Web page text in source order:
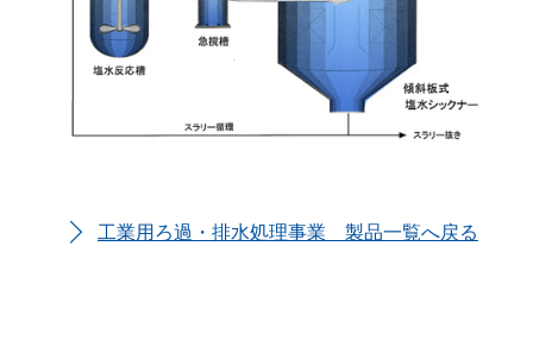
工業用ろ過・排水処理事業 製品一覧へ戻る